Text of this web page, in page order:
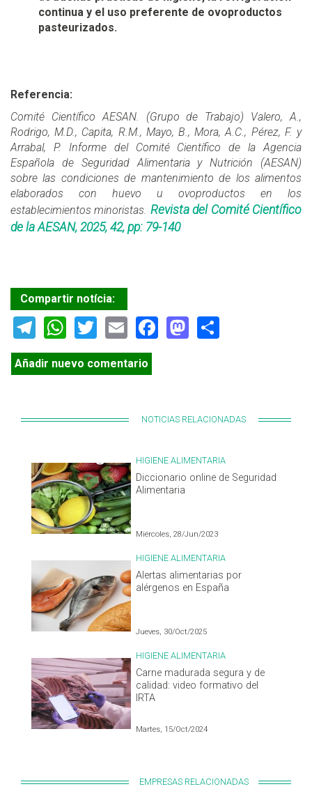
continua y el uso preferente de ovoproductos
pasteurizados.
Referencia:
Comité Científico AESAN. (Grupo de Trabajo) Valero, A.,
Rodrigo, M.D., Capita, R.M., Mayo, B., Mora, A.C., Pérez, F. y
Arrabal, P. Informe del Comité Científico de la Agencia
Española de Seguridad Alimentaria y Nutrición (AESAN)
sobre las condiciones de mantenimiento de los alimentos
elaborados con huevo u ovoproductos en los
establecimientos minoristas. Revista del Comité Científico
de la AESAN, 2025, 42, pp: 79-140
Compartir notícia:
Telegram
WhatsApp
TwitterEmailFacebook
Mastodon
Añadir nuevo comentario
NOTICIAS RELACIONADAS
HIGIENE ALIMENTARIA
Diccionario online de Seguridad
Alimentaria
Miércoles, 28/Jun/2023
HIGIENE ALIMENTARIA
Alertas alimentarias por
alérgenos en España
Jueves, 30/Oct/2025
HIGIENE ALIMENTARIA
Carne madurada segura y de
calidad: video formativo del
IRTA
Martes, 15/Oct/2024
EMPRESAS RELACIONADAS